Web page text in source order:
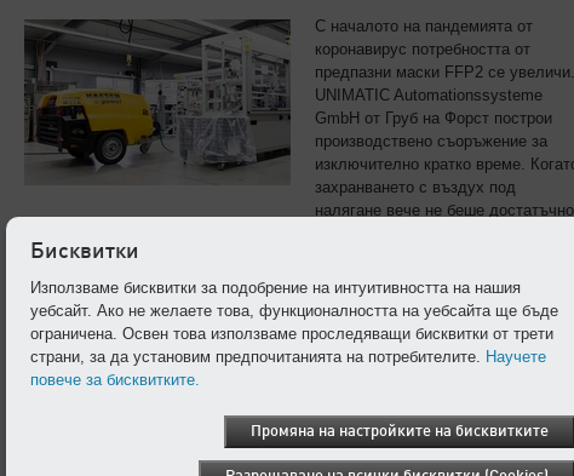
С началото на пандемията от
коронавирус потребността от
предпазни маски FFP2 се увеличи.
UNIMATIC Automationssysteme
GmbH от Груб на Форст построи
производствено съоръжение за
изключително кратко време.
захранването с въздух под
налягане вече не беше достатъчно
Необичайното решение:
електрически строителен
компресор MOBILAIR M27E.
Бисквитки
Използваме бисквитки за подобрение на интуитивността на нашия
уебсайт. Ако не желаете това, функционалността на уебсайта ще бъде
ограничена. Освен това използваме проследяващи бисквитки от трети
страни, за да установим предпочитанията на потребителите. Научете
повече за бисквитките.
Промяна на настройките на бисквитките